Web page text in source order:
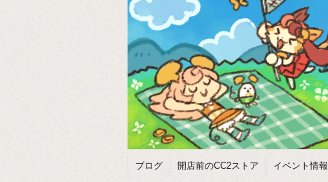
ブログ 開店前のCC2ストア イベント情報